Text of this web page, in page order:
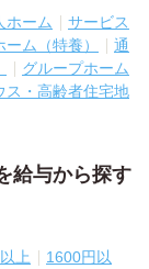
ホーム
サービス
ム（特養）
通
グループホーム
ス・高齢者住宅地
給与から探す
上
1600円以